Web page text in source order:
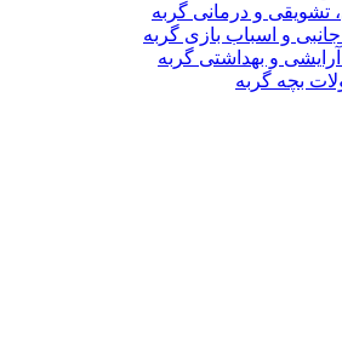
تشویقی و درمانی گربه
جانبی و اسباب بازی گربه
آرایشی و بهداشتی گربه
بچه گربه